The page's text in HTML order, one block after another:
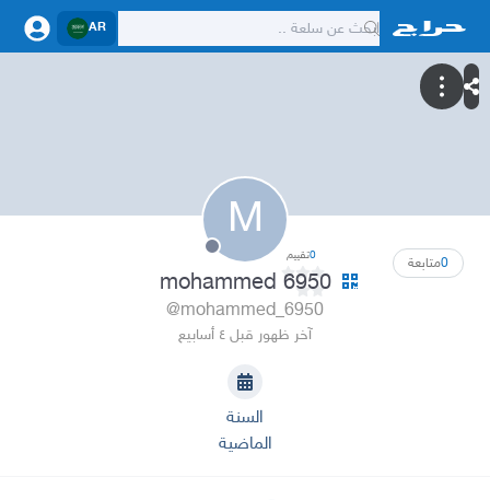
AR
M
0متابعة 0تقييم
mohammed 6950
@mohammed_6950
آخر ظهور قبل ٤ أسابيع
السنة
الماضية